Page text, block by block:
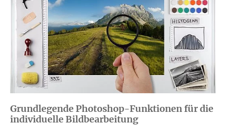
Grundlegende Photoshop-Funktionen für die
individuelle Bildbearbeitung